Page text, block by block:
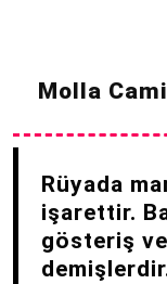
Molla Cami
Rüyada
işarettir.
gösteriş